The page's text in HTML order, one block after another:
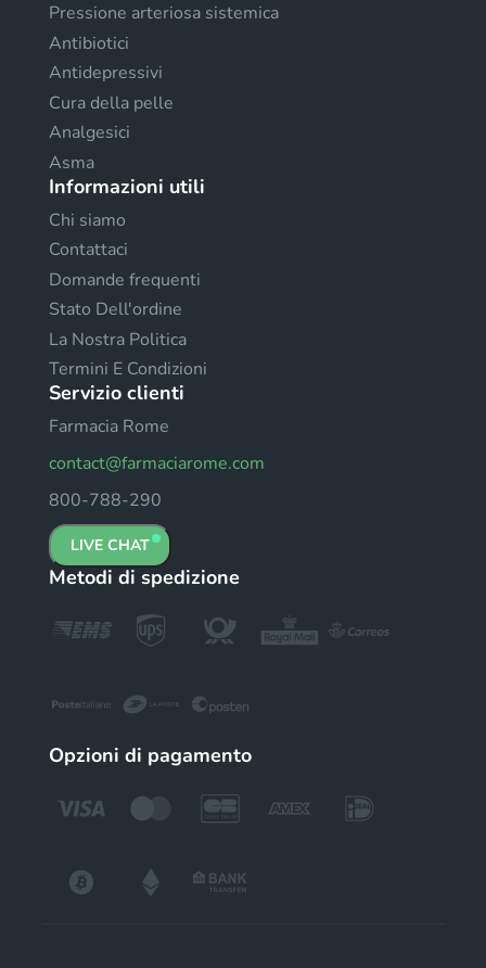
Pressione arteriosa sistemica
Antibiotici
Antidepressivi
Cura della pelle
Analgesici
Asma
Informazioni utili
Chi siamo
Contattaci
Domande frequenti
Stato Dell'ordine
La Nostra Politica
Termini E Condizioni
Servizio clienti
Farmacia Rome
contact@farmaciarome.com
800-788-290
LIVE CHAT
Metodi di spedizione
Opzioni di pagamento